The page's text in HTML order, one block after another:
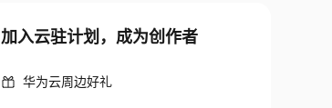
加入云驻计划，成为创作者
华为云周边好礼